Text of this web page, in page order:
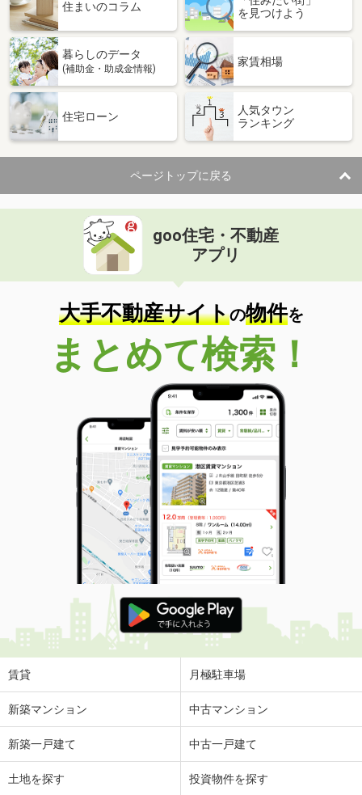
住まいのコラム
を見つけよう
暮らしのデータ
(補助金・助成金情報)
家賃相場
住宅ローン
人気タウン
ランキング
ページトップに戻る
goo住宅・不動産
アプリ
大手不動産サイトの物件を
まとめて検索！
賃貸 月極駐車場
新築マンション 中古マンション
新築一戸建て 中古一戸建て
土地を探す 投資物件を探す